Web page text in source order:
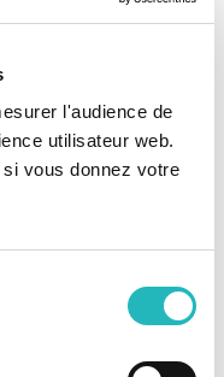
l'audience de
utilisateur web.
vous donnez votre